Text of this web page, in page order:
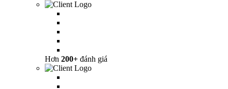
Hơn 200+ đánh giá